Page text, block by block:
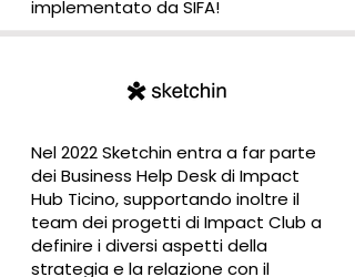
implementato da SIFA!
Nel 2022 Sketchin entra a far parte
dei Business Help Desk di Impact
Hub Ticino, supportando inoltre il
team dei progetti di Impact Club a
definire i diversi aspetti della
strategia e la relazione con il